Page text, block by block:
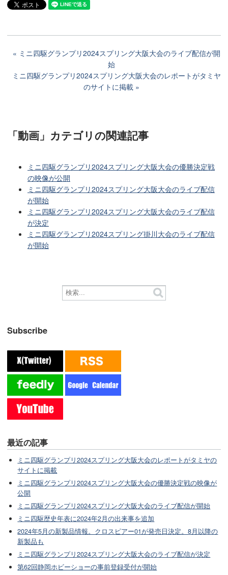
ミニ四駆グランプリ2024スプリング大阪大会のライブ配信が開
始
ミニ四駆グランプリ2024スプリング大阪大会のレポートがタミヤ
のサイトに掲載
「動画」カテゴリの関連記事
ミニ四駆グランプリ2024スプリング大阪大会の優勝決定戦
の映像が公開
ミニ四駆グランプリ2024スプリング大阪大会のライブ配信
が開始
ミニ四駆グランプリ2024スプリング大阪大会のライブ配信
が決定
ミニ四駆グランプリ2024スプリング掛川大会のライブ配信
が開始
Subscribe
最近の記事
ミニ四駆グランプリ2024スプリング大阪大会のレポートがタミヤの
サイトに掲載
ミニ四駆グランプリ2024スプリング大阪大会の優勝決定戦の映像が
公開
ミニ四駆グランプリ2024スプリング大阪大会のライブ配信が開始
ミニ四駆歴史年表に2024年2月の出来事を追加
2024年5月の新製品情報。クロスピアー01が発売日決定。8月以降の
新製品も
ミニ四駆グランプリ2024スプリング大阪大会のライブ配信が決定
第62回静岡ホビーショーの事前登録受付が開始